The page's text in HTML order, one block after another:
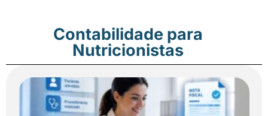
Contabilidade para
Nutricionistas